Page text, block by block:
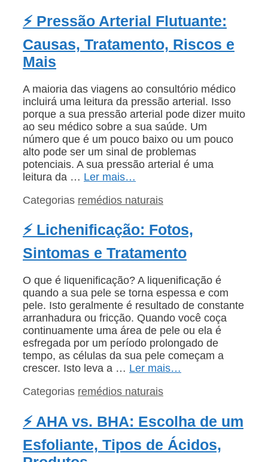
⚡ Pressão Arterial Flutuante:
Causas, Tratamento, Riscos e
Mais
A maioria das viagens ao consultório médico
incluirá uma leitura da pressão arterial. Isso
porque a sua pressão arterial pode dizer muito
ao seu médico sobre a sua saúde. Um
número que é um pouco baixo ou um pouco
alto pode ser um sinal de problemas
potenciais. A sua pressão arterial é uma
leitura da … Ler mais…
Categorias remédios naturais
⚡ Lichenificação: Fotos,
Sintomas e Tratamento
O que é liquenificação? A liquenificação é
quando a sua pele se torna espessa e com
pele. Isto geralmente é resultado de constante
arranhadura ou fricção. Quando você coça
continuamente uma área de pele ou ela é
esfregada por um período prolongado de
tempo, as células da sua pele começam a
crescer. Isto leva a … Ler mais…
Categorias remédios naturais
⚡ AHA vs. BHA: Escolha de um
Esfoliante, Tipos de Ácidos,